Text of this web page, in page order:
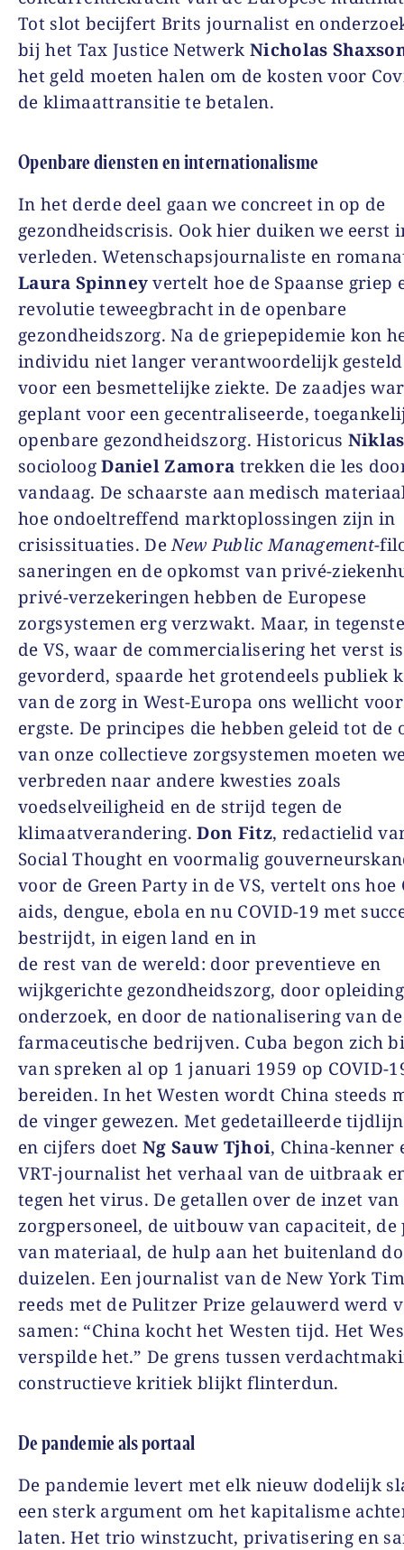
Tot slot becijfert Brits journalist en
bij het Tax Justice Netwerk Nicholas
het geld moeten halen om de kosten voor
de klimaattransitie te betalen.
Openbare diensten en internationalisme
In het derde deel gaan we concreet in op de
gezondheidscrisis. Ook hier duiken we eerst
verleden. Wetenschapsjournaliste en
Laura Spinneyvertelt hoe de Spaanse griep
revolutie teweegbracht in de openbare
gezondheidszorg. Na de griepepidemie kon
individu niet langer verantwoordelijk
voor een besmettelijke ziekte. De zaadjes
geplant voor een gecentraliseerde,
openbare gezondheidszorg. Historicus
socioloogDaniel Zamora trekken die les
vandaag. De schaarste aan medisch
hoe ondoeltreffend marktoplossingen zijn in
crisissituaties. DeNew Public Management-
saneringen en de opkomst van privé-
privé-verzekeringen hebben de Europese
zorgsystemen erg verzwakt. Maar, in
de VS, waar de commercialisering het verst is
gevorderd, spaarde het grotendeels publiek
van de zorg in West-Europa ons wellicht
ergste. De principes die hebben geleid tot de
van onze collectieve zorgsystemen moeten
verbreden naar andere kwesties zoals
voedselveiligheid en de strijd tegen de
klimaatverandering.Don Fitz, redactielid
Social Thought en voormalig
voor de Green Party in de VS, vertelt ons hoe
aids, dengue, ebola en nu COVID-19 met
bestrijdt, in eigen land en in
de rest van de wereld: door preventieve en
wijkgerichte gezondheidszorg, door
onderzoek, en door de nationalisering van de
farmaceutische bedrijven. Cuba begon zich
van spreken al op 1 januari 1959 op COVID-
bereiden. In het Westen wordt China steeds
de vinger gewezen. Met gedetailleerde
en cijfers doetNg Sauw Tjhoi, China-kenner
VRT-journalist het verhaal van de uitbraak
tegen het virus. De getallen over de inzet van
zorgpersoneel, de uitbouw van capaciteit,
van materiaal, de hulp aan het buitenland
duizelen. Een journalist van de New York
reeds met de Pulitzer Prize gelauwerd werd
samen: “China kocht het Westen tijd. Het
verspilde het.” De grens tussen
constructieve kritiek blijkt flinterdun.
De pandemie als portaal
De pandemie levert met elk nieuw dodelijk
een sterk argument om het kapitalisme
laten. Het trio winstzucht, privatisering en